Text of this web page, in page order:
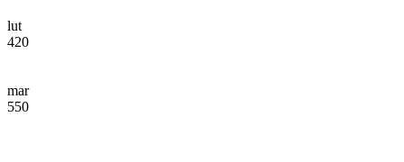
lut
420
mar
550